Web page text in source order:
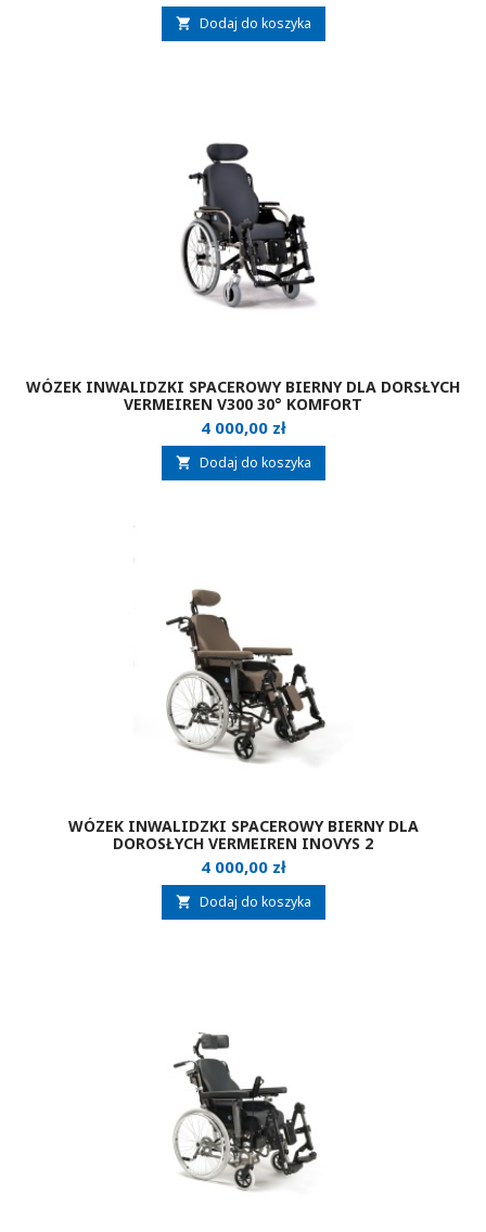
 Dodaj do koszyka
WÓZEK INWALIDZKI SPACEROWY BIERNY DLA DORSŁYCH
VERMEIREN V300 30° KOMFORT
Cena
4 000,00 zł
 Dodaj do koszyka
WÓZEK INWALIDZKI SPACEROWY BIERNY DLA
DOROSŁYCH VERMEIREN INOVYS 2
Cena
4 000,00 zł
 Dodaj do koszyka